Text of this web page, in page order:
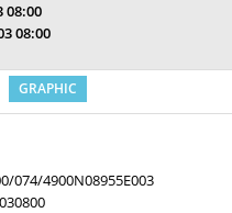
08:00
08:00
GRAPHIC
074/4900N08955E003